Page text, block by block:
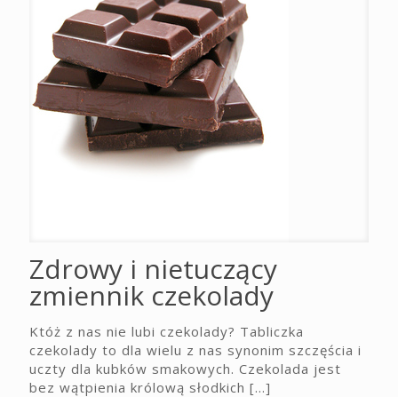
Zdrowy i nietuczący
zmiennik czekolady
Któż z nas nie lubi czekolady? Tabliczka
czekolady to dla wielu z nas synonim szczęścia i
uczty dla kubków smakowych. Czekolada jest
bez wątpienia królową słodkich […]